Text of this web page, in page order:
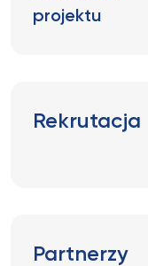
projektu
Rekrutacja
Partnerzy